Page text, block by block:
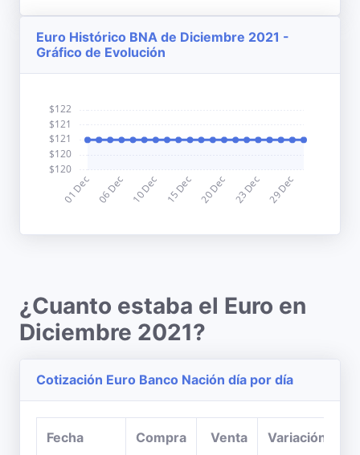
Euro Histórico BNA de Diciembre 2021 -
Gráfico de Evolución
¿Cuanto estaba el Euro en
Diciembre 2021?
Cotización Euro Banco Nación día por día
Fecha Compra Venta Variación